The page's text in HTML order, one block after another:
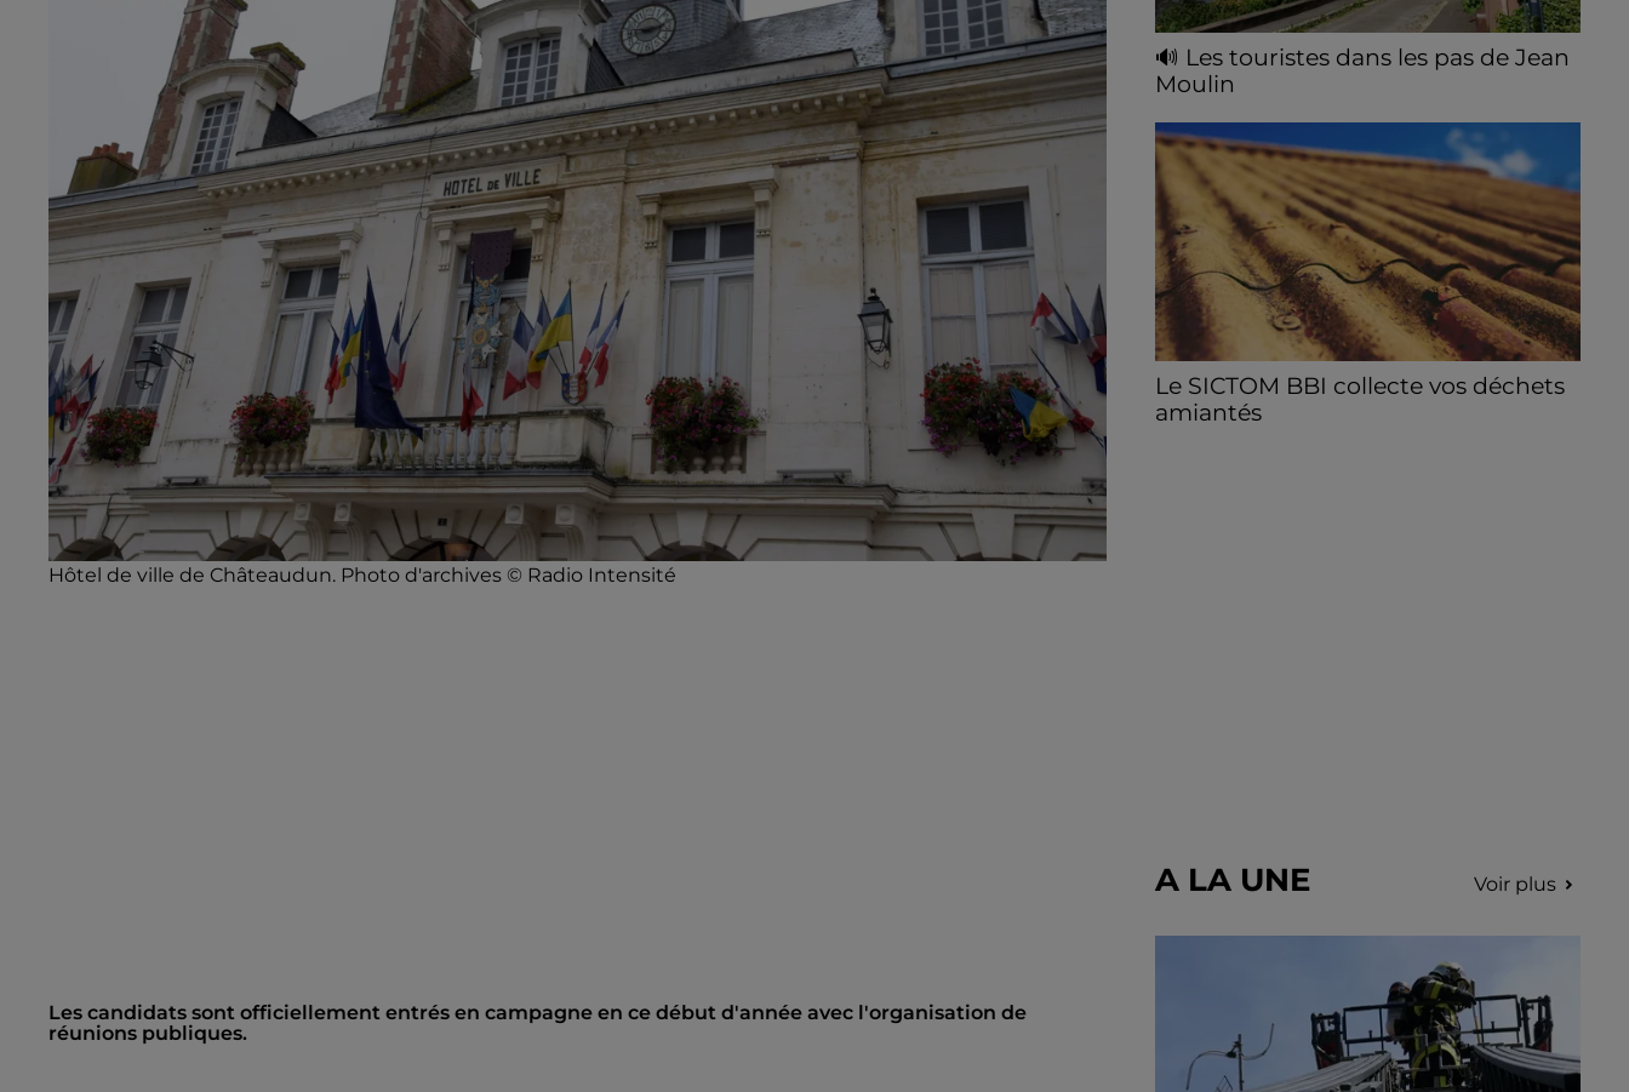
Hôtel de ville de Châteaudun. Photo d'archives © Radio Intensité
Les candidats sont officiellement entrés en campagne en ce début d'année avec l'organisation de
réunions publiques.
🔊 Les touristes dans les pas de Jean
Moulin
les sorties estivales de Chartres Tourisme.
Le SICTOM BBI collecte vos déchets
amiantés
A LA UNE Voir plus